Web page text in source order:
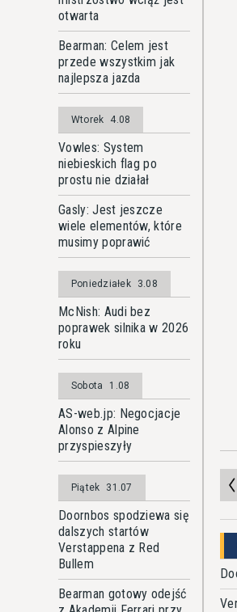
otwarta
Bearman: Celem jest
przede wszystkim jak
najlepsza jazda
Wtorek 4.08
Vowles: System
niebieskich flag po
prostu nie działał
Gasly: Jest jeszcze
wiele elementów, które
musimy poprawić
Poniedziałek 3.08
McNish: Audi bez
poprawek silnika w 2026
roku
Sobota 1.08
AS-web.jp: Negocjacje
Alonso z Alpine
przyspieszyły
Piątek 31.07
Doornbos spodziewa się
dalszych startów
Verstappena z Red
Bullem
Bearman gotowy odejść